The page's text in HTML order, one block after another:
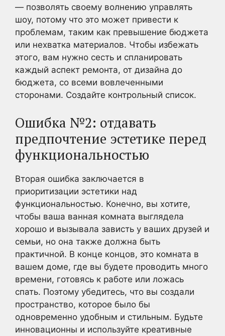
— позволять своему волнению управлять
шоу, потому что это может привести к
проблемам, таким как превышение бюджета
или нехватка материалов. Чтобы избежать
этого, вам нужно сесть и спланировать
каждый аспект ремонта, от дизайна до
бюджета, со всеми вовлеченными
сторонами. Создайте контрольный список.
Ошибка №2: отдавать
предпочтение эстетике перед
функциональностью
Вторая ошибка заключается в
приоритизации эстетики над
функциональностью. Конечно, вы хотите,
чтобы ваша ванная комната выглядела
хорошо и вызывала зависть у ваших друзей и
семьи, но она также должна быть
практичной. В конце концов, это комната в
вашем доме, где вы будете проводить много
времени, готовясь к работе или ложась
спать. Поэтому убедитесь, что вы создали
пространство, которое было бы
одновременно удобным и стильным. Будьте
инновационны и используйте креативные